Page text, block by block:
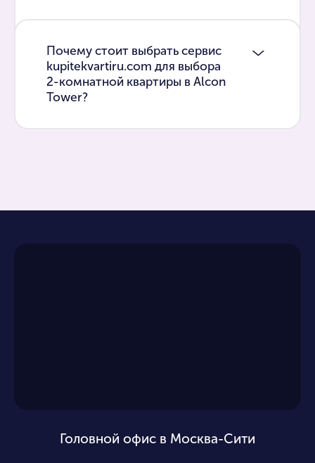
Почему стоит выбрать сервис
kupitekvartiru.com для выбора
2-комнатной квартиры в Alcon
Tower?
Головной офис в Москва-Сити